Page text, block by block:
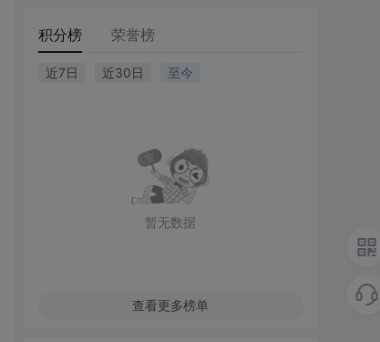
积分榜 荣誉榜
近7日 近30日 至今
暂无数据
查看更多榜单